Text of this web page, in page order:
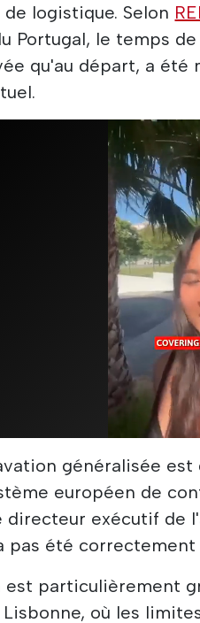
logistique. Selon
Portugal, le temps
qu'au départ, a
généralisée
européen de
directeur exécutif de
pas été
est particulièrement
Lisbonne, où les